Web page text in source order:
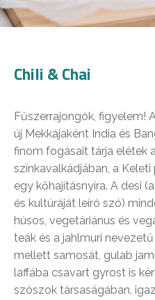
Chili & Chai
Fűszerrajongók, figyelem!
új Mekkájaként India és
finom fogásait tárja elétek
színkavalkádjában, a
egy kőhajításnyira. A desi
és kultúráját leíró szó)
húsos, vegetáriánus és
teák és a jahlmuri
mellett samosát, gulab
laffába csavart gyrost is
szószok társaságában,